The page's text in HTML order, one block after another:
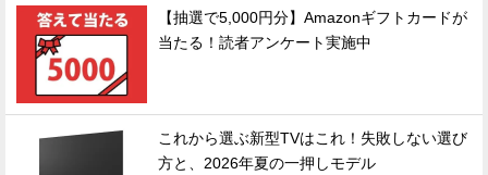
【抽選で5,000円分】Amazonギフトカードが
当たる！読者アンケート実施中
これから選ぶ新型TVはこれ！失敗しない選び
方と、2026年夏の一押しモデル